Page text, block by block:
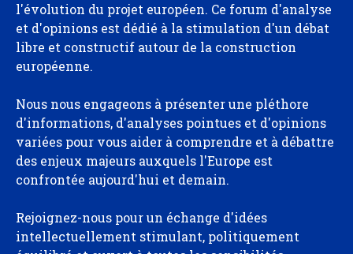
l'évolution du projet européen. Ce forum d'analyse
et d'opinions est dédié à la stimulation d'un débat
libre et constructif autour de la construction
européenne.
Nous nous engageons à présenter une pléthore
d'informations, d'analyses pointues et d'opinions
variées pour vous aider à comprendre et à débattre
des enjeux majeurs auxquels l'Europe est
confrontée aujourd'hui et demain.
Rejoignez-nous pour un échange d'idées
intellectuellement stimulant, politiquement